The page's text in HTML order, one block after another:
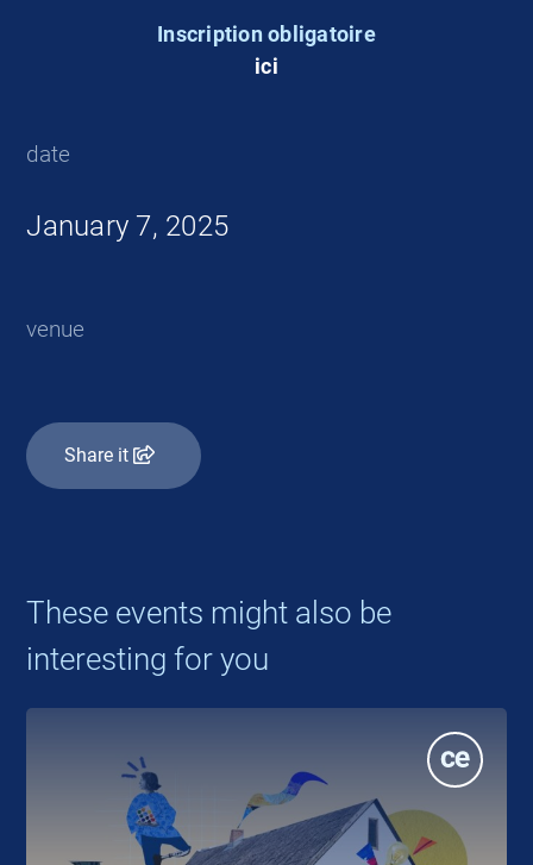
Inscription obligatoire
ici
date
January 7, 2025
venue
Share it
These events might also be
interesting for you